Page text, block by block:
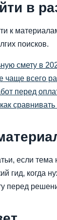
в
к
поисков.
смету в
чаще всего
перед
если тема
гид, когда
перед